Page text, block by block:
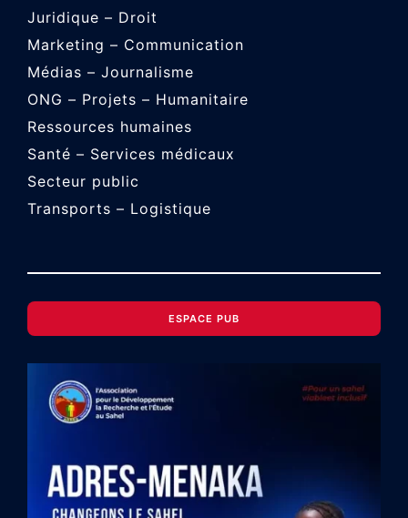
Juridique – Droit
Marketing – Communication
Médias – Journalisme
ONG – Projets – Humanitaire
Ressources humaines
Santé – Services médicaux
Secteur public
Transports – Logistique
ESPACE PUB